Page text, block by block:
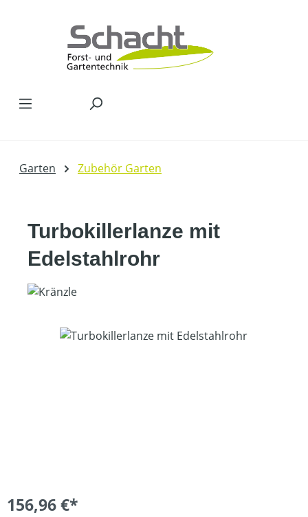
Garten Zubehör Garten
Turbokillerlanze mit
Edelstahlrohr
Bildergalerie überspringen
156,96 €*